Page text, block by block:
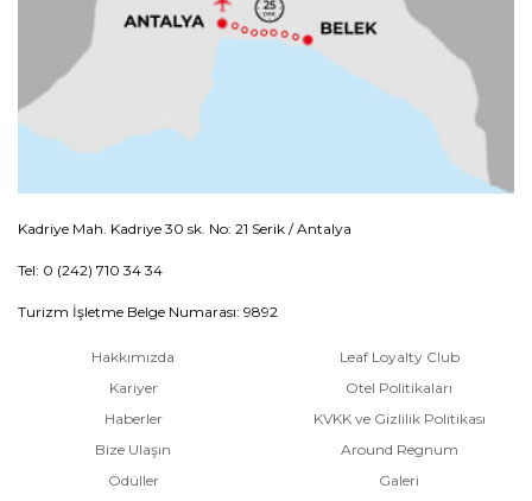
Kadriye Mah. Kadriye 30 sk. No: 21 Serik / Antalya
Tel: 0 (242) 710 34 34
Turizm İşletme Belge Numarası: 9892
Hakkımızda
Kariyer
Haberler
Bize Ulaşın
Ödüller
Leaf Loyalty Club
Otel Politikaları
KVKK ve Gizlilik Politikası
Around Regnum
Galeri